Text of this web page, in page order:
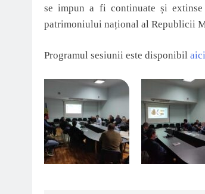
se impun a fi continuate și
patrimoniului național al Republicii
Programul sesiunii este disponibil aici